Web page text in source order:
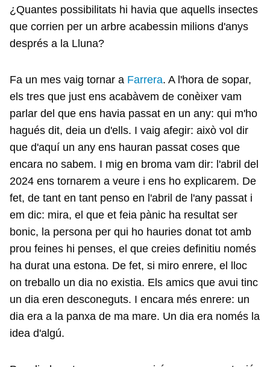
¿Quantes possibilitats hi havia que aquells insectes
que corrien per un arbre acabessin milions d'anys
després a la Lluna?
Fa un mes vaig tornar a Farrera. A l'hora de sopar,
els tres que just ens acabàvem de conèixer vam
parlar del que ens havia passat en un any: qui m'ho
hagués dit, deia un d'ells. I vaig afegir: això vol dir
que d'aquí un any ens hauran passat coses que
encara no sabem. I mig en broma vam dir: l'abril del
2024 ens tornarem a veure i ens ho explicarem. De
fet, de tant en tant penso en l'abril de l'any passat i
em dic: mira, el que et feia pànic ha resultat ser
bonic, la persona per qui ho hauries donat tot amb
prou feines hi penses, el que creies definitiu només
ha durat una estona. De fet, si miro enrere, el lloc
on treballo un dia no existia. Els amics que avui tinc
un dia eren desconeguts. I encara més enrere: un
dia era a la panxa de ma mare. Un dia era només la
idea d'algú.